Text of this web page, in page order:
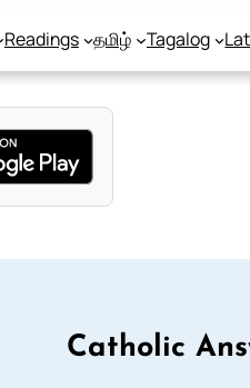
Readings தமிழ் Tagalog
Catholic